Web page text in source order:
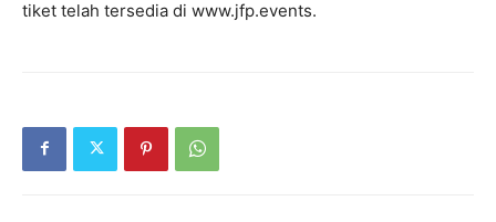
tiket telah tersedia di www.jfp.events.